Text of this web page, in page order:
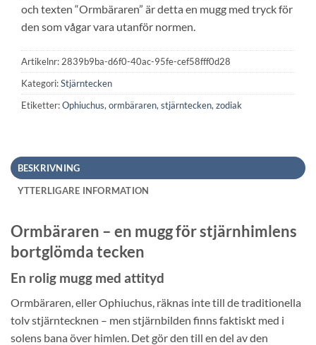
och texten “Ormbäraren” är detta en mugg med tryck för
den som vågar vara utanför normen.
Artikelnr: 2839b9ba-d6f0-40ac-95fe-cef58fff0d28
Kategori:Stjärntecken
Etiketter:Ophiuchus, ormbäraren, stjärntecken, zodiak
BESKRIVNING
YTTERLIGARE INFORMATION
Ormbäraren – en mugg för stjärnhimlens
bortglömda tecken
En rolig mugg med attityd
Ormbäraren, eller Ophiuchus, räknas inte till de traditionella
tolv stjärntecknen – men stjärnbilden finns faktiskt med i
solens bana över himlen. Det gör den till en del av den